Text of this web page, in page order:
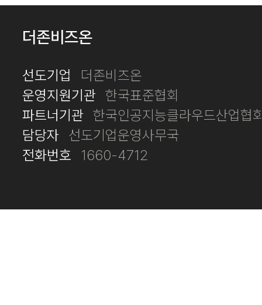
더존비즈온
선도기업
더존비즈온
운영지원기관 한국표준협회
파트너기관 한국인공지능클라우드산업협
담당자 선도기업운영사무국
전화번호
1660-4712